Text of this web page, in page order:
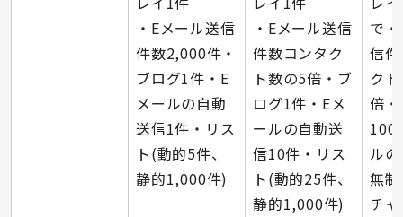
・Eメール送信
件数2,000件・
ブログ1件・E
メールの自動
送信1件・リス
ト(動的5件、
静的1,000件)
・Eメール送信
件数コンタク
ト数の5倍・ブ
ログ1件・Eメ
ールの自動送
信10件・リス
ト(動的25件、
静的1,000件)
で
信
ク
倍
100
ル
無
チ